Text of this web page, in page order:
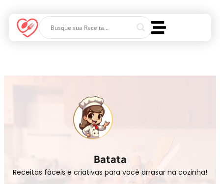
Batata
Receitas fáceis e criativas para você arrasar na cozinha!